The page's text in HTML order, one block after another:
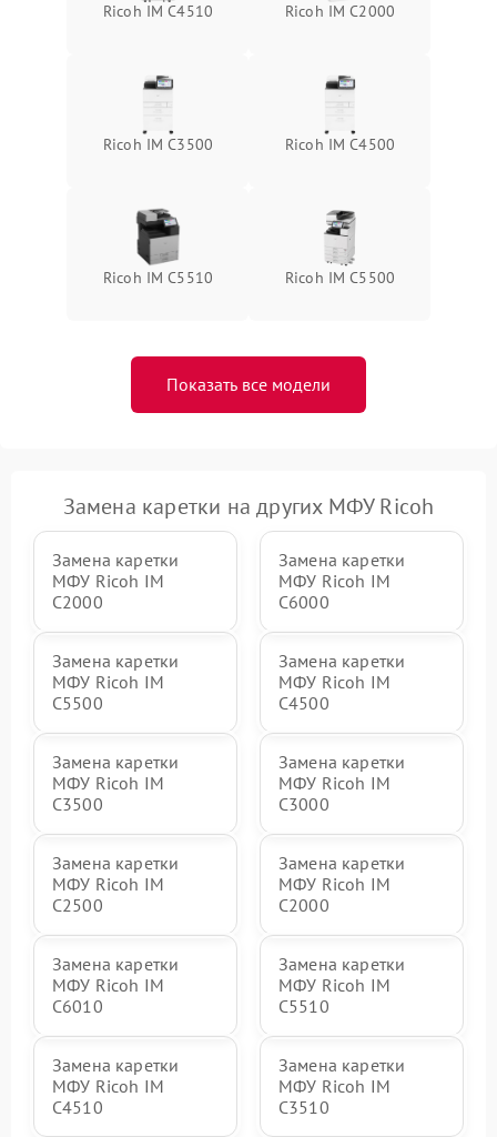
Ricoh IM C4510 Ricoh IM C2000
Ricoh IM C3500 Ricoh IM C4500
Ricoh IM C5510 Ricoh IM C5500
Показать все модели
Замена каретки на других МФУ Ricoh
Замена каретки
МФУ Ricoh IM
C2000
Замена каретки
МФУ Ricoh IM
C6000
Замена каретки
МФУ Ricoh IM
C5500
Замена каретки
МФУ Ricoh IM
C4500
Замена каретки
МФУ Ricoh IM
C3500
Замена каретки
МФУ Ricoh IM
C3000
Замена каретки
МФУ Ricoh IM
C2500
Замена каретки
МФУ Ricoh IM
C2000
Замена каретки
МФУ Ricoh IM
C6010
Замена каретки
МФУ Ricoh IM
C5510
Замена каретки
МФУ Ricoh IM
C4510
Замена каретки
МФУ Ricoh IM
C3510